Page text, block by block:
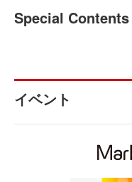
Special Contents
イベント